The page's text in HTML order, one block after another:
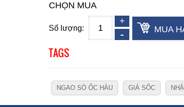
CHỌN MUA
Số lượng: MUA
TAGS
NGAO SÒ ỐC HÀU GIÁ SỐC